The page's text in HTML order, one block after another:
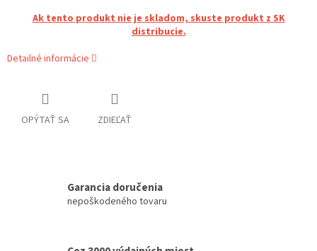
Ak tento produkt nie je skladom, skuste produkt z SK
distribucie.
Detailné informácie
OPÝTAŤ SA ZDIEĽAŤ
Garancia doručenia
nepoškodeného tovaru